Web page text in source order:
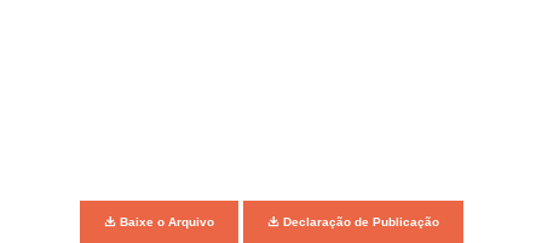
Baixe o Arquivo Declaração de Publicação